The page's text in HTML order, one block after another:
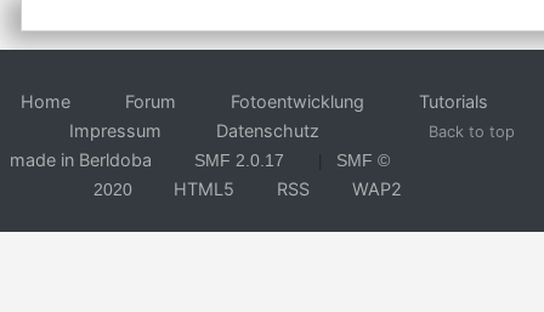
Home Forum Fotoentwicklung
Tutorials
Impressum
Datenschutz Back to top
made in Berldoba SMF 2.0.17
SMF ©
2020
HTML5 RSS WAP2